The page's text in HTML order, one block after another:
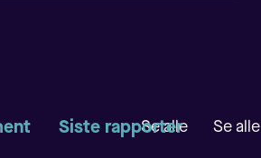
Se alle
Siste rapporter Se alle